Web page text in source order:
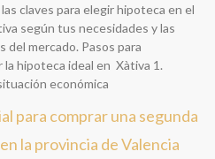
claves para elegir hipoteca en el
según tus necesidades y las
del mercado. Pasos para
la hipoteca ideal en Xàtiva 1.
económica
para comprar una segunda
la provincia de Valencia